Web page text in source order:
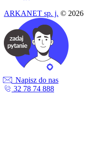
ARKANET sp. j. © 2026
Napisz do nas
32 78 74 888